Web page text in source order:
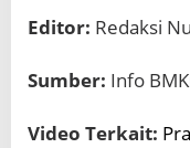
Editor: Redaksi
Sumber: Info
Video Terkait: